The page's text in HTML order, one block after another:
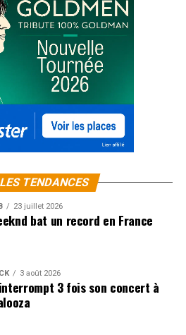
TENDANCES
23 juillet 2026
bat un record en France
3 août 2026
3 fois son concert à